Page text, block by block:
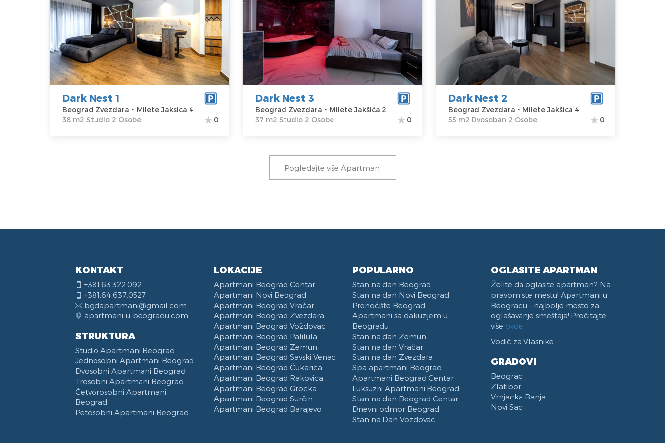
Beograd
Lokacija:
Beograd
Zvezdara
Adresa:Milete
Jaksica 4
Cena100 €
Gosti:2
Kvadratura :38
m2
Struktura :
Studio
Dark Nest 1
Beograd Zvezdara ~ Milete Jaksica 4
38 m2 Studio 2 Osobe
0
Beograd
Lokacija:
Beograd
Zvezdara
Adresa:Milete
Jakšića 2
Cena100 €
Gosti:
Kvadratura :37
m2
Struktura :
Studio
Dark Nest 3
Beograd Zvezdara ~ Milete Jakšića 2
37 m2 Studio 2 Osobe
0
Beograd
Lokacija:
Beograd
Zvezdara
Adresa:Milete
Jakšica 4
Cena100 €
Gosti:2
Kvadratura :55
m2
Struktura :
Dvosoban
Dark Nest 2
Beograd Zvezdara ~ Milete Jakšica 4
55 m2 Dvosoban 2 Osobe
0
Pogledajte više Apartmani
KONTAKT
+381.63.322.092
+381.64.637.0527
bgdapartmani@gmail.com
apartmani-u-beogradu.com
STRUKTURA
Studio Apartmani Beograd
Jednosobni Apartmani Beograd
Dvosobni Apartmani Beograd
Trosobni Apartmani Beograd
Četvorosobni Apartmani
Beograd
Petosobni Apartmani Beograd
LOKACIJE
Apartmani Beograd Centar
Apartmani Novi Beograd
Apartmani Beograd Vračar
Apartmani Beograd Zvezdara
Apartmani Beograd Voždovac
Apartmani Beograd Palilula
Apartmani Beograd Zemun
Apartmani Beograd Savski Venac
Apartmani Beograd Čukarica
Apartmani Beograd Rakovica
Apartmani Beograd Grocka
Apartmani Beograd Surčin
Apartmani Beograd Barajevo
POPULARNO
Stan na dan Beograd
Stan na dan Novi Beograd
Prenoćište Beograd
Apartmani sa đakuzijem u
Beogradu
Stan na dan Zemun
Stan na dan Vračar
Stan na dan Zvezdara
Spa apartmani Beograd
Apartmani Beograd Centar
Luksuzni Apartmani Beograd
Stan na dan Beograd Centar
Dnevni odmor Beograd
Stan na Dan Vozdovac
OGLASITE APARTMAN
Želite da oglasite apartman? Na
pravom ste mestu! Apartmani u
Beogradu - najbolje mesto za
oglašavanje smeštaja! Pročitajte
više ovde
Vodič za Vlasnike
GRADOVI
Beograd
Zlatibor
Vrnjacka Banja
Novi Sad